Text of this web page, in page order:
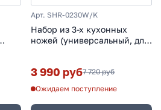
Арт. SHR-0230W/K
Набор из 3-х кухонных
ножей (универсальный, для
0230W) White, сталь AUS-8,
рукоять ABS-пластик
3 990 руб7 720 руб
Ожидаем поступление